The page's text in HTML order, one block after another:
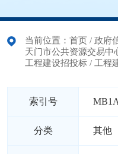
当前位置： 首页 / 政府
天门市公共资源交易中
工程建设招投标 / 工程
索引号
分类 其他